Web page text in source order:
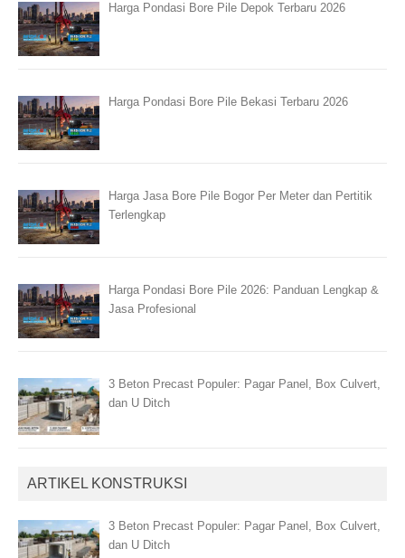
Harga Pondasi Bore Pile Depok Terbaru 2026
Harga Pondasi Bore Pile Bekasi Terbaru 2026
Harga Jasa Bore Pile Bogor Per Meter dan Pertitik
Terlengkap
Harga Pondasi Bore Pile 2026: Panduan Lengkap &
Jasa Profesional
3 Beton Precast Populer: Pagar Panel, Box Culvert,
dan U Ditch
ARTIKEL KONSTRUKSI
3 Beton Precast Populer: Pagar Panel, Box Culvert,
dan U Ditch